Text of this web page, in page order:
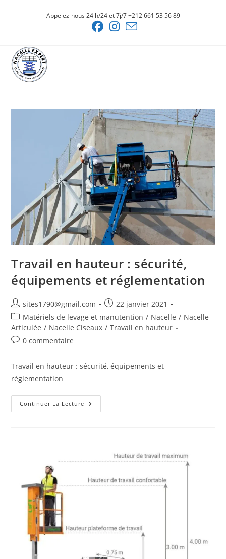
Appelez-nous 24 h/24 et 7j/7 +212 661 53 56 89
Travail en hauteur : sécurité,
équipements et réglementation
Auteur/autrice
de
la
publication :
sites1790@gmail.com
Publication
publiée :
22 janvier 2021
Post
category:
Matériels de levage et manutention / Nacelle / Nacelle
Articulée / Nacelle Ciseaux / Travail en hauteur
Commentaires
publication :
0 commentaire
Travail en hauteur : sécurité, équipements et
réglementation
Continuer La Lecture Travail
En
Réglementation